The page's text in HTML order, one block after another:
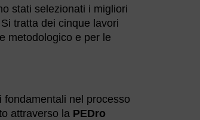
stati selezionati i migliori
tratta dei cinque lavori
metodologico e per le
nel processo
attraverso la PEDro